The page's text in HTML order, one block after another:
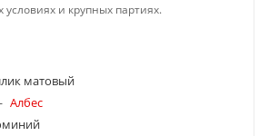
условиях и крупных партиях.
матовый
Албес